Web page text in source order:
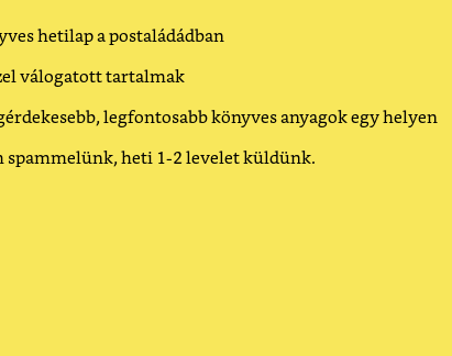
hetilap a postaládádban
válogatott tartalmak
legfontosabb könyves anyagok egy helyen
spammelünk, heti 1-2 levelet küldünk.